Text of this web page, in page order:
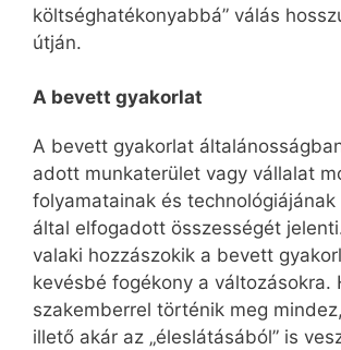
költséghatékonyabbá” válás
útján.
A bevett gyakorlat
A bevett gyakorlat
adott munkaterület vagy vállalat
folyamatainak és technológiájának
által elfogadott összességét
valaki hozzászokik a bevett
kevésbé fogékony a változásokra.
szakemberrel történik meg
illető akár az „éleslátásából” is